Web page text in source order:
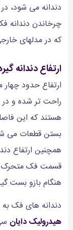
دندانه می شود، در
چرخاندن دندانه
که در مدلهای
ارتفاع دندانه
ارتفاع حدود
راحت تر شده و در
هستند که این
بستن قطعات می
همچنین ارتفاع
قسمت فک متحرک
هنگام بازو بست
دندانه های فک
هیدرولیک دایان